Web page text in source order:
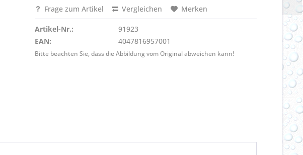
Frage zum Artikel Vergleichen Merken
Artikel-Nr.:
91923
EAN:
4047816957001
Bitte beachten Sie, dass die Abbildung vom Original abweichen kann!